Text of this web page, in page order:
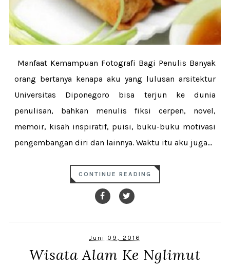
Manfaat Kemampuan Fotografi Bagi Penulis Banyak
orang bertanya kenapa aku yang lulusan arsitektur
Universitas Diponegoro bisa terjun ke dunia
penulisan, bahkan menulis fiksi cerpen, novel,
memoir, kisah inspiratif, puisi, buku-buku motivasi
pengembangan diri dan lainnya. Waktu itu aku juga...
CONTINUE READING
Juni 09, 2016
Wisata Alam Ke Nglimut